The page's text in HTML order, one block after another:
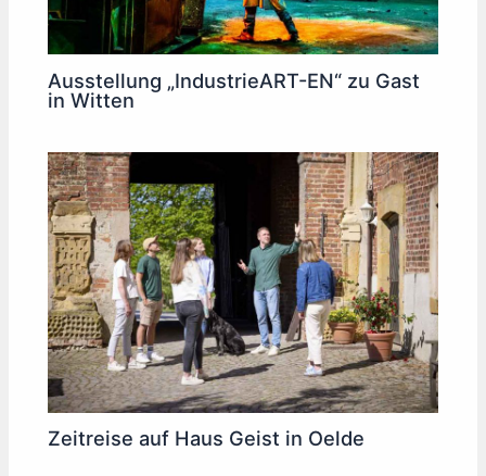
Ausstellung „IndustrieART-EN“ zu Gast
in Witten
Zeitreise auf Haus Geist in Oelde